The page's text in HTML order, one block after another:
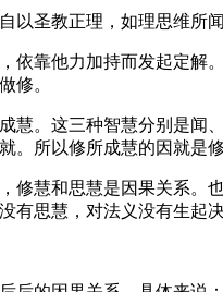
圣教正理，如理思维所
靠他力加持而发起定解
修。
。这三种智慧分别是闻
。所以修所成慧的因就是修
慧和思慧是因果关系。
有思慧，对法义没有生起